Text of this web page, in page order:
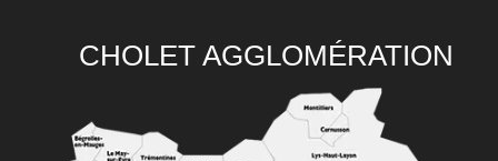
CHOLET AGGLOMÉRATION